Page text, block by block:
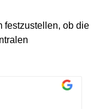
festzustellen, ob die